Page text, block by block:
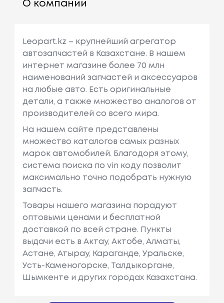
О компании
Leopart.kz – крупнейший агрегатор
автозапчастей в Казахстане. В нашем
интернет магазине более 70 млн
наименований запчастей и аксессуаров
на любые авто. Есть оригинальные
детали, а также множество аналогов от
производителей со всего мира.
На нашем сайте представлены
множество каталогов самых разных
марок автомобилей. Благодоря этому,
система поиска по vin коду позволит
максимально точно подобрать нужную
запчасть.
Товары нашего магазина порадуют
оптовыми ценами и бесплатной
доставкой по всей стране. Пункты
выдачи есть в Актау, Актобе, Алматы,
Астане, Атырау, Караганде, Уральске,
Усть-Каменогорске, Талдыкоргане,
Шымкенте и других городах Казахстана.